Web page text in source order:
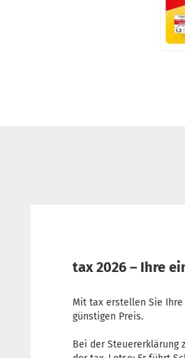
tax 2026 – Ihre
Mit tax erstellen Sie
günstigen Preis.
Bei der Steuererklärung